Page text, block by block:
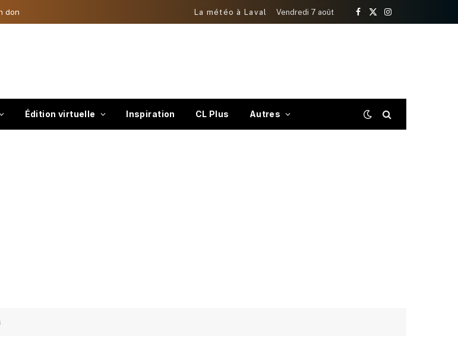
don La météo à Laval Vendredi 7 août
Facebook
X
Instagram
Édition virtuelle Inspiration CL Plus Autres